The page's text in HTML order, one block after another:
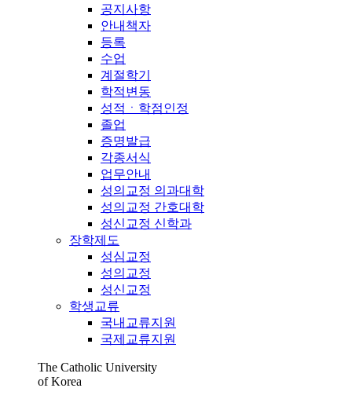
공지사항
안내책자
등록
수업
계절학기
학적변동
성적ㆍ학점인정
졸업
증명발급
각종서식
업무안내
성의교정 의과대학
성의교정 간호대학
성신교정 신학과
장학제도
성심교정
성의교정
성신교정
학생교류
국내교류지원
국제교류지원
The Catholic University
of Korea